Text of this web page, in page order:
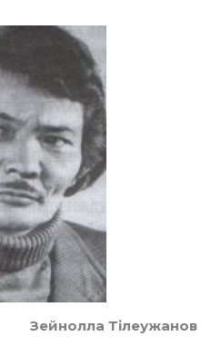
Зейнолла Тілеужанов